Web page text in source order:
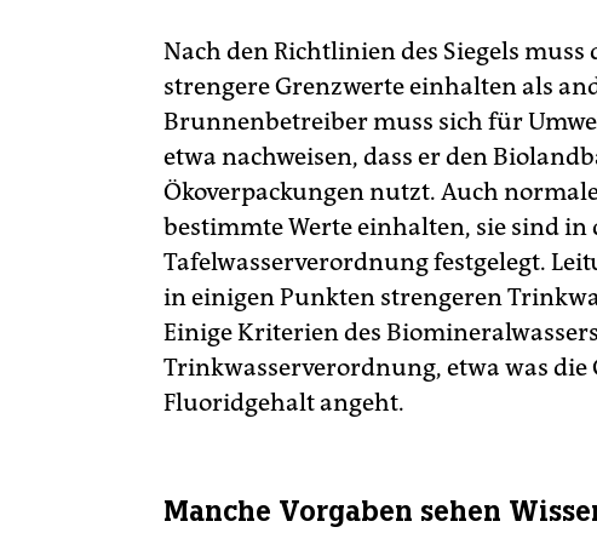
Nach den Richtlinien des Siegels
strengere Grenzwerte einhalten als
Brunnenbetreiber muss sich für
etwa nachweisen, dass er den
Ökoverpackungen nutzt. Auch
bestimmte Werte einhalten, sie sind
Tafelwasserverordnung festgelegt.
in einigen Punkten strengeren
Einige Kriterien des
Trinkwasserverordnung, etwa was die
Fluoridgehalt angeht.
Manche Vorgaben sehen